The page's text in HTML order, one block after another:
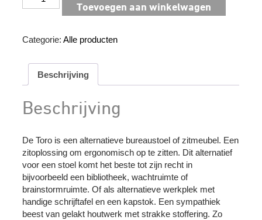
Torro
Toevoegen aan winkelwagen
Categorie:Alle producten
Beschrijving
Beschrijving
De Toro is een alternatieve bureaustoel of zitmeubel. Een
zitoplossing om ergonomisch op te zitten. Dit alternatief
voor een stoel komt het beste tot zijn recht in
bijvoorbeeld een bibliotheek, wachtruimte of
brainstormruimte. Of als alternatieve werkplek met
handige schrijftafel en een kapstok. Een sympathiek
beest van gelakt houtwerk met strakke stoffering. Zo